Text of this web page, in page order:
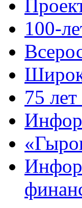
100-
75